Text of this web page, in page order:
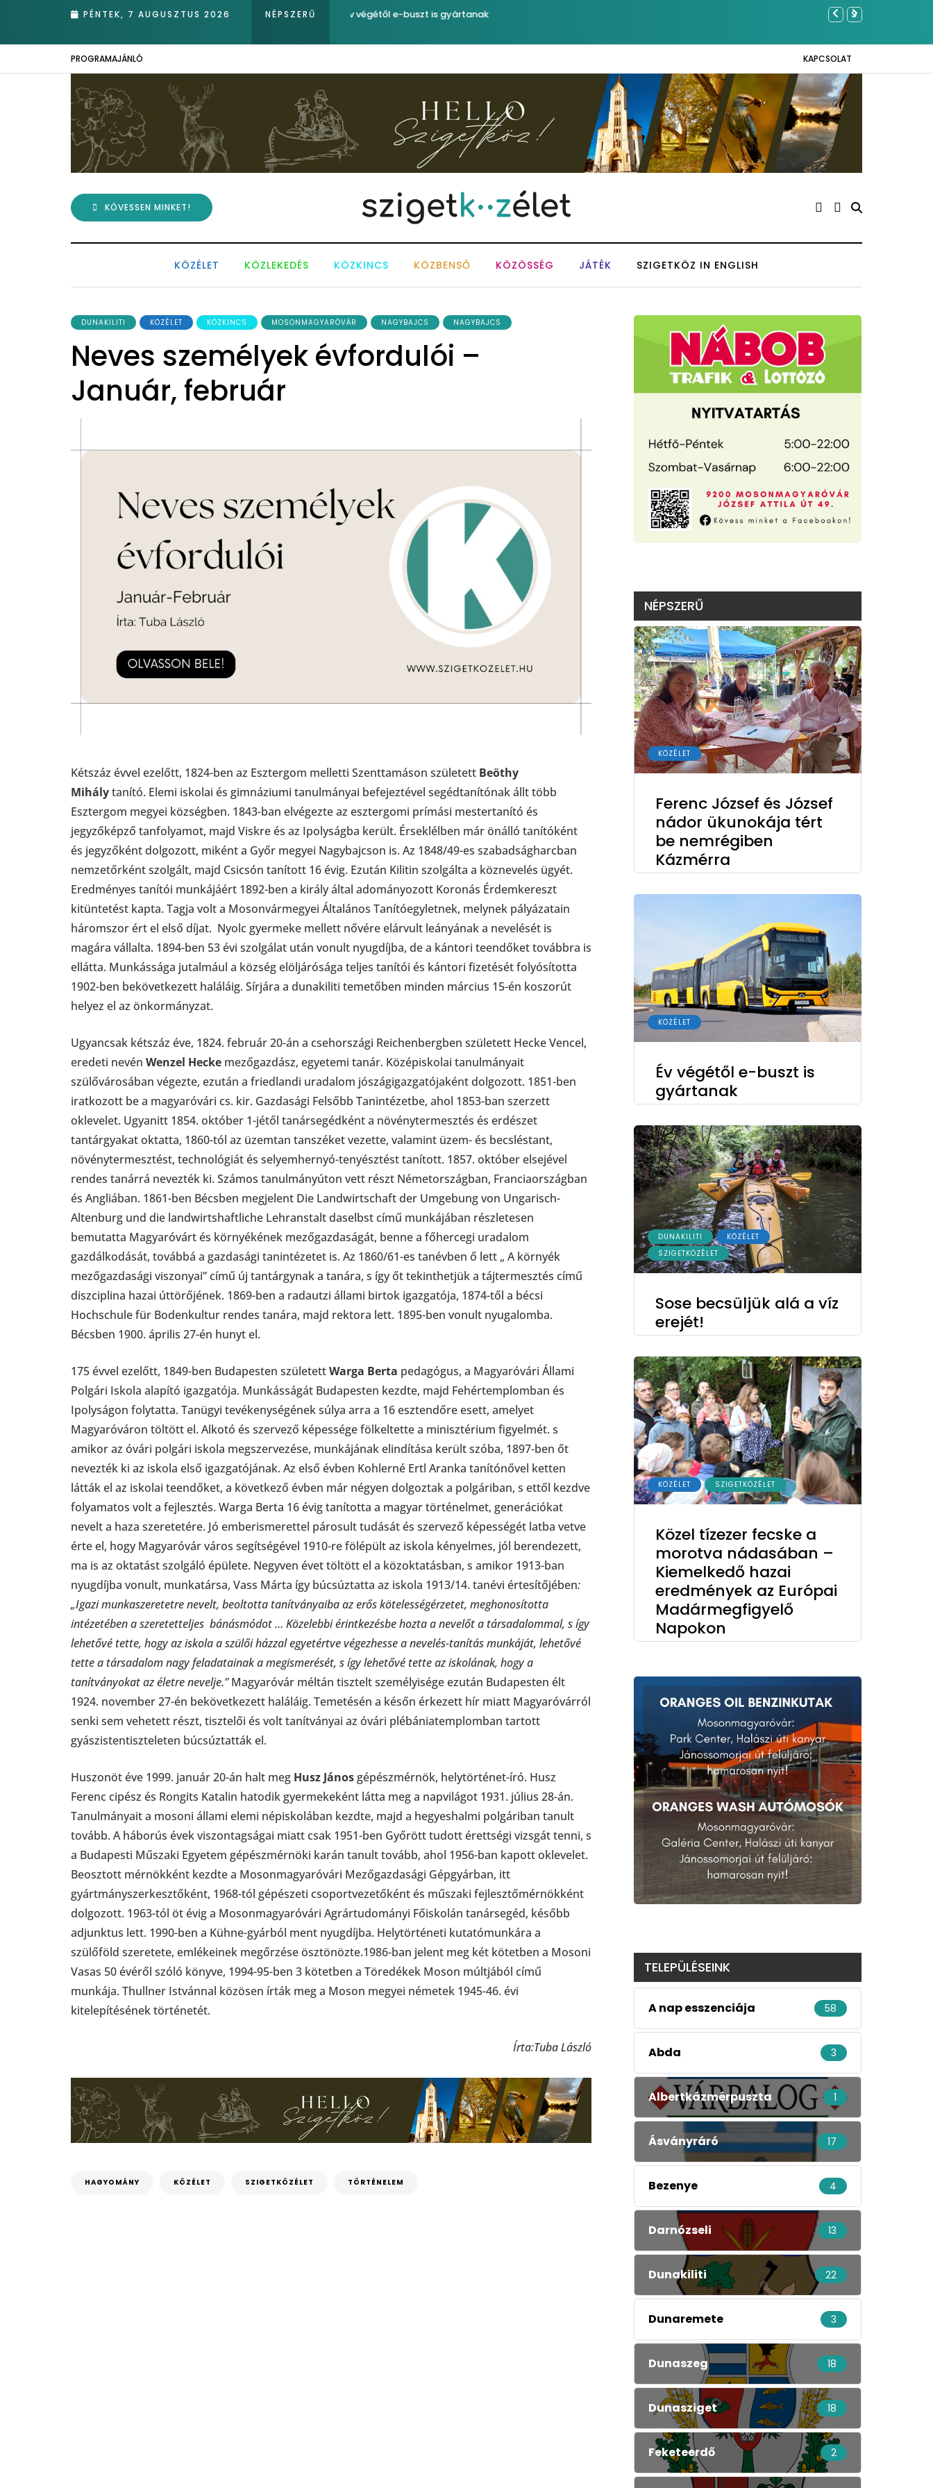
PÉNTEK, 7 AUGUSZTUS 2026 NÉPSZERŰ Sose becsüljük alá a víz erejét!
Közel tízezer
PROGRAMAJÁNLÓ KAPCSOLAT
KÖVESSEN MINKET!
KÖZÉLET KÖZLEKEDÉS KÖZKINCS KÖZBENSŐ KÖZÖSSÉG JÁTÉK SZIGETKÖZ IN ENGLISH
DUNAKILITI KÖZÉLET KÖZKINCS MOSONMAGYARÓVÁR NAGYBAJCS NAGYBAJCS
Neves személyek évfordulói –
Január, február
Kétszáz évvel ezelőtt, 1824-ben az Esztergom melletti Szenttamáson született Beöthy
Mihálytanító. Elemi iskolai és gimnáziumi tanulmányai befejeztével segédtanítónak állt több
Esztergom megyei községben. 1843-ban elvégezte az esztergomi prímási mestertanító és
jegyzőképző tanfolyamot, majd Viskre és az Ipolyságba került. Érseklélben már önálló tanítóként
és jegyzőként dolgozott, miként a Győr megyei Nagybajcson is. Az 1848/49-es szabadságharcban
nemzetőrként szolgált, majd Csicsón tanított 16 évig. Ezután Kilitin szolgálta a köznevelés ügyét.
Eredményes tanítói munkájáért 1892-ben a király által adományozott Koronás Érdemkereszt
kitüntetést kapta. Tagja volt a Mosonvármegyei Általános Tanítóegyletnek, melynek pályázatain
háromszor ért el első díjat. Nyolc gyermeke mellett nővére elárvult leányának a nevelését is
magára vállalta. 1894-ben 53 évi szolgálat után vonult nyugdíjba, de a kántori teendőket továbbra is
ellátta. Munkássága jutalmául a község elöljárósága teljes tanítói és kántori fizetését folyósította
1902-ben bekövetkezett haláláig. Sírjára a dunakiliti temetőben minden március 15-én koszorút
helyez el az önkormányzat.
Ugyancsak kétszáz éve, 1824. február 20-án a csehországi Reichenbergben született Hecke Vencel,
eredeti nevén Wenzel Hecke mezőgazdász, egyetemi tanár. Középiskolai tanulmányait
szülővárosában végezte, ezután a friedlandi uradalom jószágigazgatójaként dolgozott. 1851-ben
iratkozott be a magyaróvári cs. kir. Gazdasági Felsőbb Tanintézetbe, ahol 1853-ban szerzett
oklevelet. Ugyanitt 1854. október 1-jétől tanársegédként a növénytermesztés és erdészet
tantárgyakat oktatta, 1860-tól az üzemtan tanszéket vezette, valamint üzem- és becsléstant,
növénytermesztést, technológiát és selyemhernyó-tenyésztést tanított. 1857. október elsejével
rendes tanárrá nevezték ki. Számos tanulmányúton vett részt Németországban, Franciaországban
és Angliában. 1861-ben Bécsben megjelent Die Landwirtschaft der Umgebung von Ungarisch-
Altenburg und die landwirtshaftliche Lehranstalt daselbst című munkájában részletesen
bemutatta Magyaróvárt és környékének mezőgazdaságát, benne a főhercegi uradalom
gazdálkodását, továbbá a gazdasági tanintézetet is. Az 1860/61-es tanévben ő lett „ A környék
mezőgazdasági viszonyai” című új tantárgynak a tanára, s így őt tekinthetjük a tájtermesztés című
diszciplina hazai úttörőjének. 1869-ben a radautzi állami birtok igazgatója, 1874-től a bécsi
Hochschule für Bodenkultur rendes tanára, majd rektora lett. 1895-ben vonult nyugalomba.
Bécsben 1900. április 27-én hunyt el.
175 évvel ezelőtt, 1849-ben Budapesten születettWarga Berta pedagógus, a Magyaróvári Állami
Polgári Iskola alapító igazgatója. Munkásságát Budapesten kezdte, majd Fehértemplomban és
Ipolyságon folytatta. Tanügyi tevékenységének súlya arra a 16 esztendőre esett, amelyet
Magyaróváron töltött el. Alkotó és szervező képessége fölkeltette a minisztérium figyelmét. s
amikor az óvári polgári iskola megszervezése, munkájának elindítása került szóba, 1897-ben őt
nevezték ki az iskola első igazgatójának. Az első évben Kohlerné Ertl Aranka tanítónővel ketten
látták el az iskolai teendőket, a következő évben már négyen dolgoztak a polgáriban, s ettől kezdve
folyamatos volt a fejlesztés. Warga Berta 16 évig tanította a magyar történelmet, generációkat
nevelt a haza szeretetére. Jó emberismerettel párosult tudását és szervező képességét latba vetve
érte el, hogy Magyaróvár város segítségével 1910-re fölépült az iskola kényelmes, jól berendezett,
ma is az oktatást szolgáló épülete. Negyven évet töltött el a közoktatásban, s amikor 1913-ban
nyugdíjba vonult, munkatársa, Vass Márta így búcsúztatta az iskola 1913/14. tanévi értesítőjében:
„Igazi munkaszeretetre nevelt, beoltotta tanítványaiba az erős kötelességérzetet, meghonosította
intézetében a szeretetteljes bánásmódot … Közelebbi érintkezésbe hozta a nevelőt a társadalommal, s így
lehetővé tette, hogy az iskola a szülői házzal egyetértve végezhesse a nevelés-tanítás munkáját, lehetővé
tette a társadalom nagy feladatainak a megismerését, s így lehetővé tette az iskolának, hogy a
tanítványokat az életre nevelje.”Magyaróvár méltán tisztelt személyisége ezután Budapesten élt
1924. november 27-én bekövetkezett haláláig. Temetésén a későn érkezett hír miatt Magyaróvárról
senki sem vehetett részt, tisztelői és volt tanítványai az óvári plébániatemplomban tartott
gyászistentiszteleten búcsúztatták el.
Huszonöt éve 1999. január 20-án halt meg Husz Jánosgépészmérnök, helytörténet-író. Husz
Ferenc cipész és Rongits Katalin hatodik gyermekeként látta meg a napvilágot 1931. július 28-án.
Tanulmányait a mosoni állami elemi népiskolában kezdte, majd a hegyeshalmi polgáriban tanult
tovább. A háborús évek viszontagságai miatt csak 1951-ben Győrött tudott érettségi vizsgát tenni, s
a Budapesti Műszaki Egyetem gépészmérnöki karán tanult tovább, ahol 1956-ban kapott oklevelet.
Beosztott mérnökként kezdte a Mosonmagyaróvári Mezőgazdasági Gépgyárban, itt
gyártmányszerkesztőként, 1968-tól gépészeti csoportvezetőként és műszaki fejlesztőmérnökként
dolgozott. 1963-tól öt évig a Mosonmagyaróvári Agrártudományi Főiskolán tanársegéd, később
adjunktus lett. 1990-ben a Kühne-gyárból ment nyugdíjba. Helytörténeti kutatómunkára a
szülőföld szeretete, emlékeinek megőrzése ösztönözte.1986-ban jelent meg két kötetben a Mosoni
Vasas 50 évéről szóló könyve, 1994-95-ben 3 kötetben a Töredékek Moson múltjából című
munkája. Thullner Istvánnal közösen írták meg a Moson megyei németek 1945-46. évi
kitelepítésének történetét.
Írta:Tuba László
HAGYOMÁNY KÖZÉLET SZIGETKÖZÉLET TÖRTÉNELEM
NÉPSZERŰ
KÖZÉLET
Ferenc József és József
nádor ükunokája tért
be nemrégiben
Kázmérra
KÖZÉLET
Év végétől e-buszt is
gyártanak
DUNAKILITI
KÖZÉLET
SZIGETKÖZÉLET
Sose becsüljük alá a víz
erejét!
KÖZÉLET SZIGETKÖZÉLET
Közel tízezer fecske a
morotva nádasában –
Kiemelkedő hazai
eredmények az Európai
Madármegfigyelő
Napokon
TELEPÜLÉSEINK
A nap esszenciája 58
Abda 3
Albertkázmérpuszta 1
Ásványráró 17
Bezenye 4
Darnózseli 13
Dunakiliti 22
Dunaremete 3
Dunaszeg 18
Dunasziget 18
Feketeerdő 2